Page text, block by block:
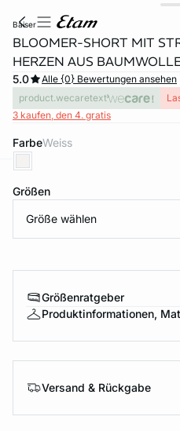
baiser
BLOOMER-SHORT MIT
HERZEN AUS
5.0
Alle {0} Bewertungen ansehen
product.wecaretext
3 kaufen, den 4. gratis
Farbe weiss
Größen
Größe wählen
Größenratgeber
Produktinformationen,
Versand & Rückgabe